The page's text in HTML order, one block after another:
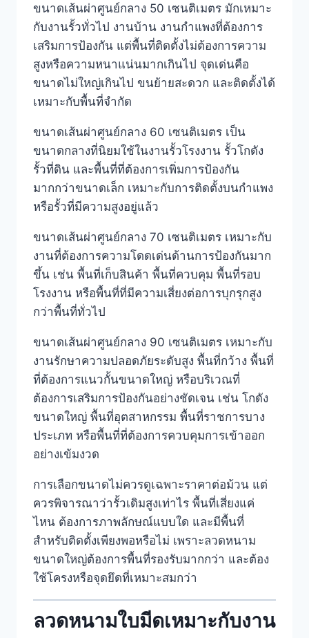
ขนาดเส้นผ่าศูนย์กลาง 50 เซนติเมตร มักเหมาะ
กับงานรั้วทั่วไป งานบ้าน งานกำแพงที่ต้องการ
เสริมการป้องกัน แต่พื้นที่ติดตั้งไม่ต้องการความ
สูงหรือความหนาแน่นมากเกินไป จุดเด่นคือ
ขนาดไม่ใหญ่เกินไป ขนย้ายสะดวก และติดตั้งได้
เหมาะกับพื้นที่จำกัด
ขนาดเส้นผ่าศูนย์กลาง 60 เซนติเมตร เป็น
ขนาดกลางที่นิยมใช้ในงานรั้วโรงงาน รั้วโกดัง
รั้วที่ดิน และพื้นที่ที่ต้องการเพิ่มการป้องกัน
มากกว่าขนาดเล็ก เหมาะกับการติดตั้งบนกำแพง
หรือรั้วที่มีความสูงอยู่แล้ว
ขนาดเส้นผ่าศูนย์กลาง 70 เซนติเมตร เหมาะกับ
งานที่ต้องการความโดดเด่นด้านการป้องกันมาก
ขึ้น เช่น พื้นที่เก็บสินค้า พื้นที่ควบคุม พื้นที่รอบ
โรงงาน หรือพื้นที่ที่มีความเสี่ยงต่อการบุกรุกสูง
กว่าพื้นที่ทั่วไป
ขนาดเส้นผ่าศูนย์กลาง 90 เซนติเมตร เหมาะกับ
งานรักษาความปลอดภัยระดับสูง พื้นที่กว้าง พื้นที่
ที่ต้องการแนวกั้นขนาดใหญ่ หรือบริเวณที่
ต้องการเสริมการป้องกันอย่างชัดเจน เช่น โกดัง
ขนาดใหญ่ พื้นที่อุตสาหกรรม พื้นที่ราชการบาง
ประเภท หรือพื้นที่ที่ต้องการควบคุมการเข้าออก
อย่างเข้มงวด
การเลือกขนาดไม่ควรดูเฉพาะราคาต่อม้วน แต่
ควรพิจารณาว่ารั้วเดิมสูงเท่าไร พื้นที่เสี่ยงแค่
ไหน ต้องการภาพลักษณ์แบบใด และมีพื้นที่
สำหรับติดตั้งเพียงพอหรือไม่ เพราะลวดหนาม
ขนาดใหญ่ต้องการพื้นที่รองรับมากกว่า และต้อง
ใช้โครงหรือจุดยึดที่เหมาะสมกว่า
ลวดหนามใบมีดเหมาะกับงาน